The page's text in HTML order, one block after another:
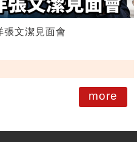
張文潔見面會
more